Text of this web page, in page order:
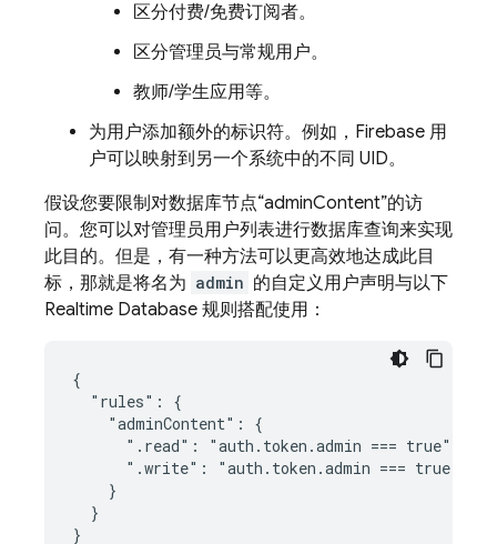
区分付费/免费订阅者。
区分管理员与常规用户。
教师/学生应用等。
为用户添加额外的标识符。例如，Firebase 用
户可以映射到另一个系统中的不同 UID。
假设您要限制对数据库节点“adminContent”的访
问。您可以对管理员用户列表进行数据库查询来实现
此目的。但是，有一种方法可以更高效地达成此目
标，那就是将名为 admin 的自定义用户声明与以下
Realtime Database 规则搭配使用：
{
  "rules": {
    "adminContent": {
      ".read": "auth.token.admin === true",
      ".write": "auth.token.admin === true",
    }
  }